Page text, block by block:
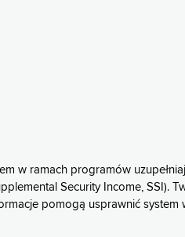
w ramach programów
Security Income, SSI).
pomogą usprawnić system